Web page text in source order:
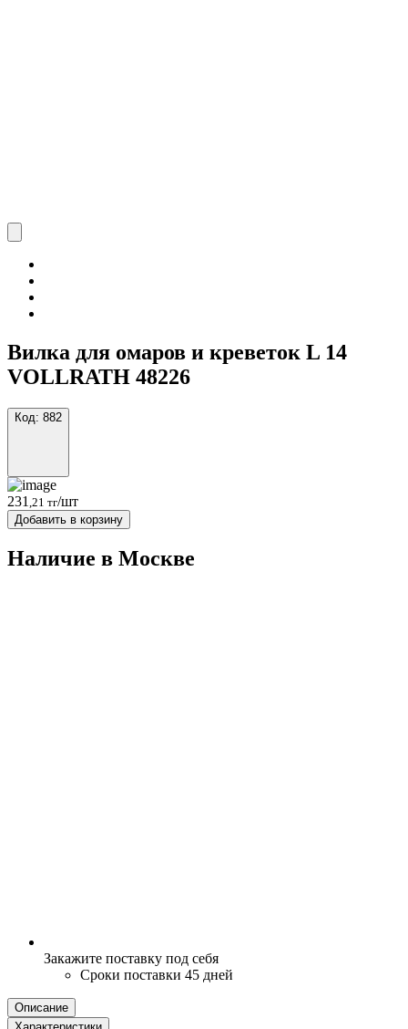
Вилка для омаров и креветок L 14
VOLLRATH 48226
Код: 882
231 ,21 тг/шт
Добавить в корзину
Наличие в Москвe
Закажите поставку под себя
Сроки поставки 45 дней
Описание